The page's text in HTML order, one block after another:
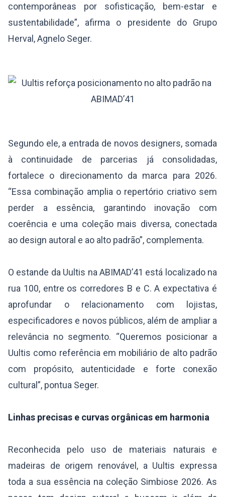
contemporâneas por sofisticação, bem-estar e
sustentabilidade”, afirma o presidente do Grupo
Herval, Agnelo Seger.
Segundo ele, a entrada de novos designers, somada
à continuidade de parcerias já consolidadas,
fortalece o direcionamento da marca para 2026.
“Essa combinação amplia o repertório criativo sem
perder a essência, garantindo inovação com
coerência e uma coleção mais diversa, conectada
ao design autoral e ao alto padrão”, complementa.
O estande da Uultis na ABIMAD’41 está localizado na
rua 100, entre os corredores B e C. A expectativa é
aprofundar o relacionamento com lojistas,
especificadores e novos públicos, além de ampliar a
relevância no segmento. “Queremos posicionar a
Uultis como referência em mobiliário de alto padrão
com propósito, autenticidade e forte conexão
cultural”, pontua Seger.
Linhas precisas e curvas orgânicas em harmonia
Reconhecida pelo uso de materiais naturais e
madeiras de origem renovável, a Uultis expressa
toda a sua essência na coleção Simbiose 2026. As